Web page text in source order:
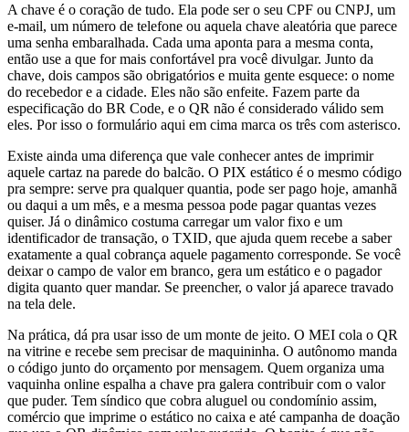
A chave é o coração de tudo. Ela pode ser o seu CPF ou CNPJ, um
e-mail, um número de telefone ou aquela chave aleatória que parece
uma senha embaralhada. Cada uma aponta para a mesma conta,
então use a que for mais confortável pra você divulgar. Junto da
chave, dois campos são obrigatórios e muita gente esquece: o nome
do recebedor e a cidade. Eles não são enfeite. Fazem parte da
especificação do BR Code, e o QR não é considerado válido sem
eles. Por isso o formulário aqui em cima marca os três com asterisco.
Existe ainda uma diferença que vale conhecer antes de imprimir
aquele cartaz na parede do balcão. O PIX estático é o mesmo código
pra sempre: serve pra qualquer quantia, pode ser pago hoje, amanhã
ou daqui a um mês, e a mesma pessoa pode pagar quantas vezes
quiser. Já o dinâmico costuma carregar um valor fixo e um
identificador de transação, o TXID, que ajuda quem recebe a saber
exatamente a qual cobrança aquele pagamento corresponde. Se você
deixar o campo de valor em branco, gera um estático e o pagador
digita quanto quer mandar. Se preencher, o valor já aparece travado
na tela dele.
Na prática, dá pra usar isso de um monte de jeito. O MEI cola o QR
na vitrine e recebe sem precisar de maquininha. O autônomo manda
o código junto do orçamento por mensagem. Quem organiza uma
vaquinha online espalha a chave pra galera contribuir com o valor
que puder. Tem síndico que cobra aluguel ou condomínio assim,
comércio que imprime o estático no caixa e até campanha de doação